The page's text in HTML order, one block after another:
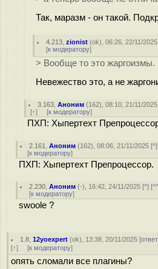
Так, маразм - он такой.
4.213 ,zionist (ok), 06:26, 22/11/
[к модератору]
> Вообще то это жаргоизмы.
Невежество это, а не
3.163 ,Аноним (162), 08:10, 21/11/
[↑] [к модератору]
ПХП: Хыпертеxт
2.161 ,Аноним (162), 08:06, 21/11/2025 [^
[к модератору]
ПХП: Хыпертеxт Препроцессор.
2.230 ,Аноним (-), 16:42, 24/11/2025 [^] [
[к модератору]
swoole ?
1.8 ,12yoexpert (ok), 13:38, 20/11/2025 [
[↑] [к модератору]
опять сломали все плагины?